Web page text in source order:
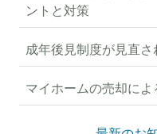
ントと対策
成年後見制度が見直さ
マイホームの売却に